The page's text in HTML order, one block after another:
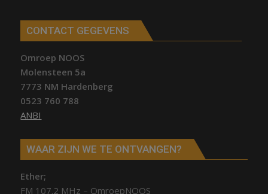
CONTACT GEGEVENS
Omroep NOOS
Molensteen 5a
7773 NM Hardenberg
0523 760 788
ANBI
WAAR ZIJN WE TE ONTVANGEN?
Ether;
FM 107.2 MHz – OmroepNOOS